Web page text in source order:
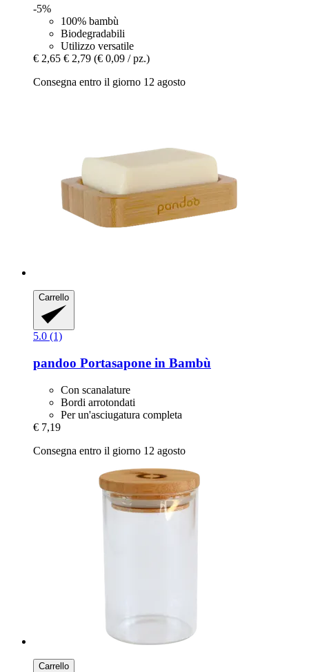
-5%
100% bambù
Biodegradabili
Utilizzo versatile
€ 2,65 € 2,79 (€ 0,09 / pz.)
Consegna entro il giorno 12 agosto
Carrello
5.0 (1)
pandoo Portasapone in Bambù
Con scanalature
Bordi arrotondati
Per un'asciugatura completa
€ 7,19
Consegna entro il giorno 12 agosto
Carrello